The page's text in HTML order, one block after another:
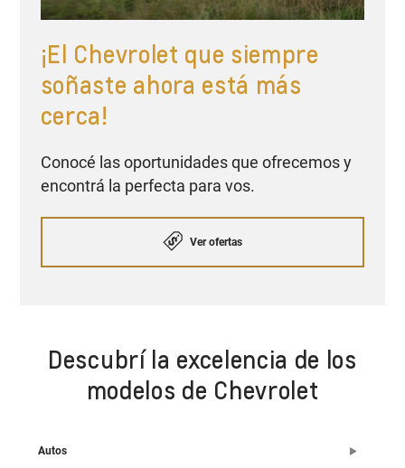
¡El Chevrolet que siempre
soñaste ahora está más
cerca!
Conocé las oportunidades que ofrecemos y
encontrá la perfecta para vos.
Ver ofertas
Descubrí la excelencia de los
modelos de Chevrolet
Autos